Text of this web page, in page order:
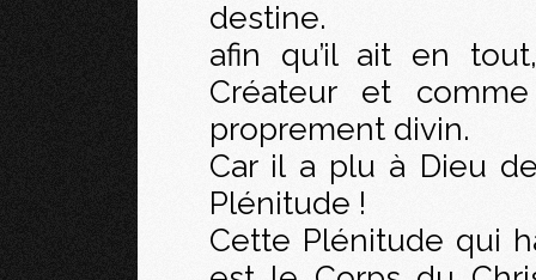
destine.
afin qu’il ait en
Créateur et
proprement divin.
Car il a plu à Dieu
Plénitude !
Cette Plénitude qui